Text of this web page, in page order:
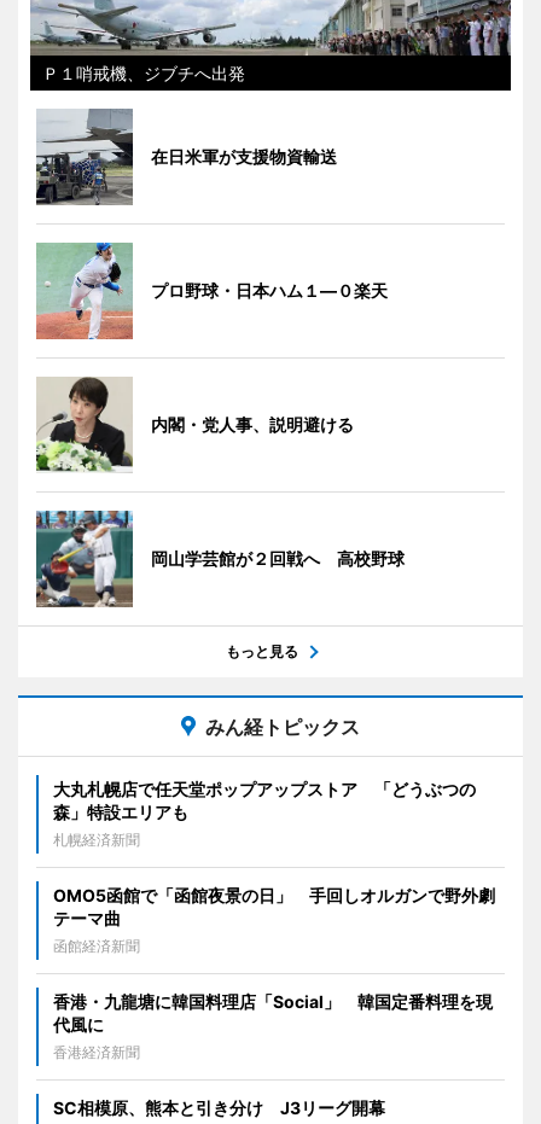
Ｐ１哨戒機、ジブチへ出発
在日米軍が支援物資輸送
プロ野球・日本ハム１―０楽天
内閣・党人事、説明避ける
岡山学芸館が２回戦へ 高校野球
もっと見る
みん経トピックス
大丸札幌店で任天堂ポップアップストア 「どうぶつの
森」特設エリアも
札幌経済新聞
OMO5函館で「函館夜景の日」 手回しオルガンで野外劇
テーマ曲
函館経済新聞
香港・九龍塘に韓国料理店「Social」 韓国定番料理を現
代風に
香港経済新聞
SC相模原、熊本と引き分け J3リーグ開幕